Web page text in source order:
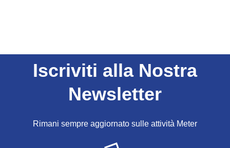
Iscriviti alla Nostra
Newsletter
Rimani sempre aggiornato sulle attività Meter